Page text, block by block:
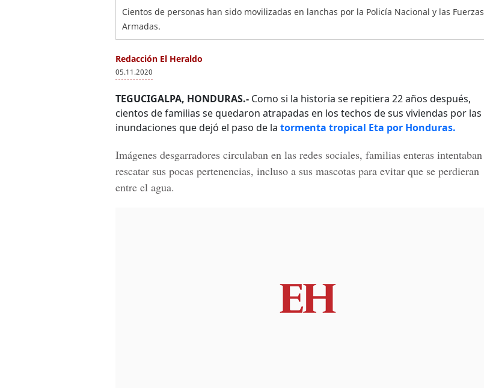
Cientos de personas han sido movilizadas en lanchas por la Policía Nacional y las Fuerzas
Armadas.
Redacción El Heraldo
05.11.2020
TEGUCIGALPA, HONDURAS.- Como si la historia se repitiera 22 años después,
cientos de familias se quedaron atrapadas en los techos de sus viviendas por las
inundaciones que dejó el paso de la tormenta tropical Eta por Honduras.
Imágenes desgarradores circulaban en las redes sociales, familias enteras intentaban
rescatar sus pocas pertenencias, incluso a sus mascotas para evitar que se perdieran
entre el agua.